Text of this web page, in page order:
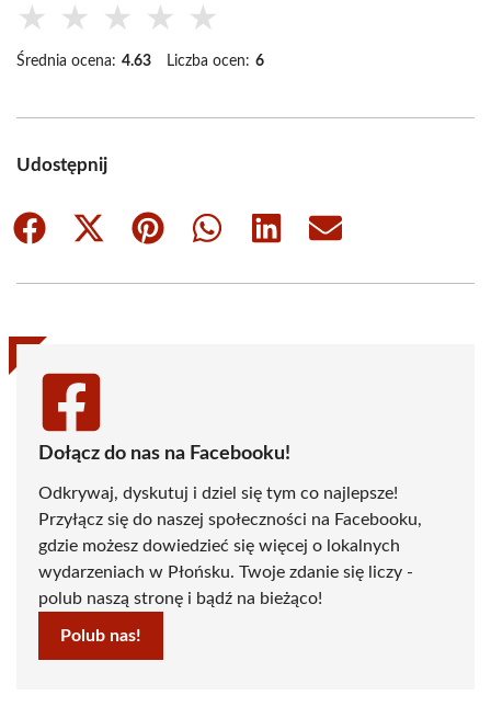
★ ★ ★ ★ ★
Średnia ocena: 4.63 Liczba ocen: 6
Udostępnij
Share
Share
(Twitter)
Share
Share
Share
Share
Dołącz do nas na Facebooku!
Odkrywaj, dyskutuj i dziel się tym co najlepsze!
Przyłącz się do naszej społeczności na Facebooku,
gdzie możesz dowiedzieć się więcej o lokalnych
wydarzeniach w Płońsku. Twoje zdanie się liczy -
polub naszą stronę i bądź na bieżąco!
Polub nas!